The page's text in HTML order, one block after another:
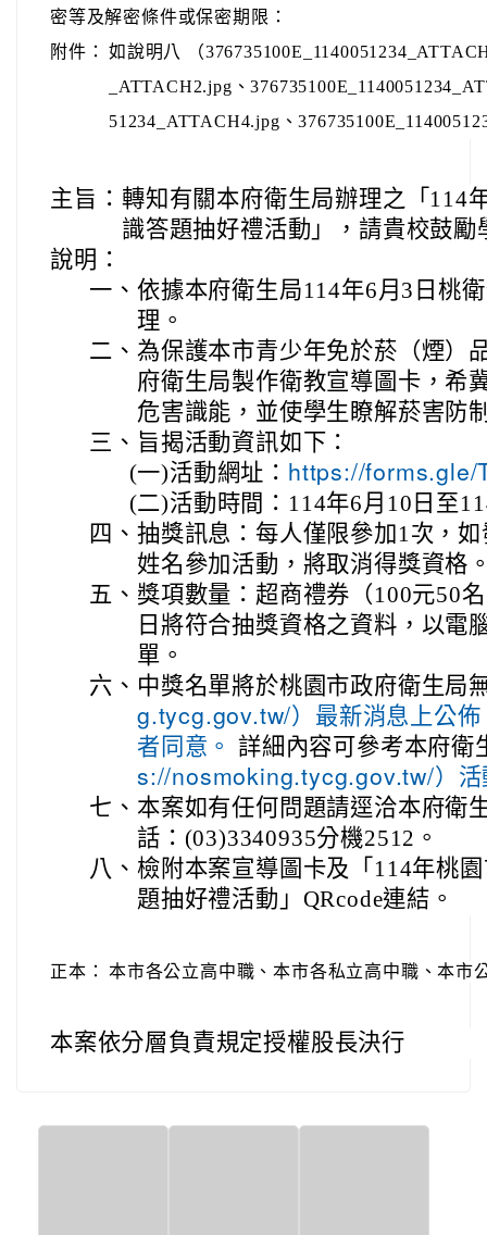
密等及解密條件或保密期限：
附件： 如說明八 （
_ATTACH2.jpg、
51234_ATTACH4.jpg、
主旨： 轉知有關本府衛生局辦理之「114
識答題抽好禮活動」，請貴校鼓
說明：
一、 依據本府衛生局114年6月3日桃
理。
二、 為保護本市青少年免於菸（煙）
府衛生局製作衛教宣導圖卡，希
危害識能，並使學生瞭解菸害防
三、 旨揭活動資訊如下：
(一)活動網址： https://forms.gle/
(二)活動時間：114年6月10日至
四、 抽獎訊息：每人僅限參加1次，
姓名參加活動，將取消得獎資格
五、 獎項數量：超商禮券（100元50
日將符合抽獎資格之資料，以電
單。
六、 中獎名單將於桃園市政府衛生局
g.tycg.gov.tw/）最新消息上公佈
者同意。
詳細內容可參考本府衛
s://nosmoking.tycg.gov.tw/）活
七、 本案如有任何問題請逕洽本府衛
話：(03)3340935分機2512。
八、 檢附本案宣導圖卡及「114年桃
題抽好禮活動」QRcode連結。
正本： 本市各公立高中職、本市各私立高中職、本市
本案依分層負責規定授權股長決行